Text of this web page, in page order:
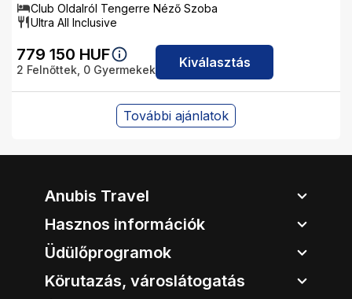
Club Oldalról Tengerre Néző Szoba
Ultra All Inclusive
779 150 HUF
2 Felnőttek, 0 Gyermekek Kiválasztás
További ajánlatok
Anubis Travel
Hasznos információk
Üdülőprogramok
Körutazás, városlátogatás